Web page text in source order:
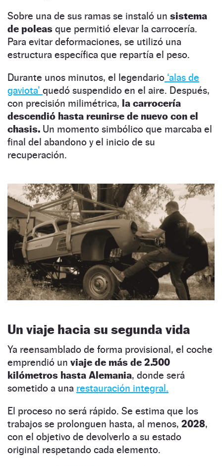
Sobre una de sus ramas se instaló un sistema
de poleas que permitió elevar la carrocería.
Para evitar deformaciones, se utilizó una
estructura específica que repartía el peso.
Durante unos minutos, el legendario ‘alas de
gaviota’ quedó suspendido en el aire. Después,
con precisión milimétrica, la carrocería
descendió hasta reunirse de nuevo con el
chasis. Un momento simbólico que marcaba el
final del abandono y el inicio de su
recuperación.
Un viaje hacia su segunda vida
Ya reensamblado de forma provisional, el coche
emprendió un viaje de más de 2.500
kilómetros hasta Alemania, donde será
sometido a una restauración integral.
El proceso no será rápido. Se estima que los
trabajos se prolonguen hasta, al menos, 2028,
con el objetivo de devolverlo a su estado
original respetando cada elemento.